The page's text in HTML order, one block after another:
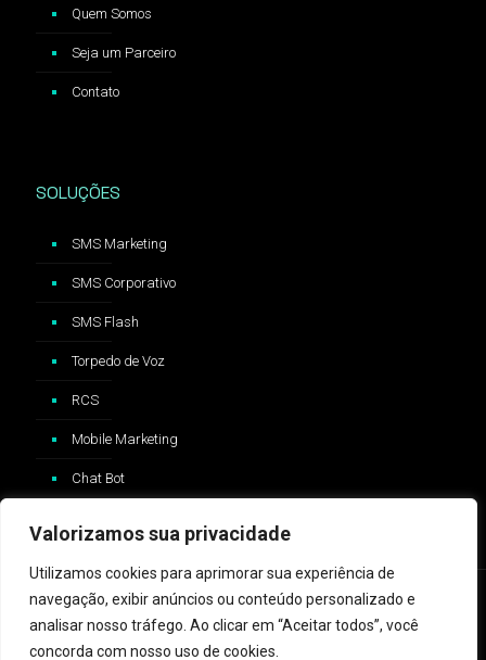
Valorizamos sua privacidade
Utilizamos cookies para aprimorar sua experiência de
navegação, exibir anúncios ou conteúdo personalizado e
analisar nosso tráfego. Ao clicar em “Aceitar todos”, você
concorda com nosso uso de cookies.
Quem Somos
Seja um Parceiro
Contato
SOLUÇÕES
SMS Marketing
SMS Corporativo
SMS Flash
Torpedo de Voz
RCS
Mobile Marketing
Chat Bot